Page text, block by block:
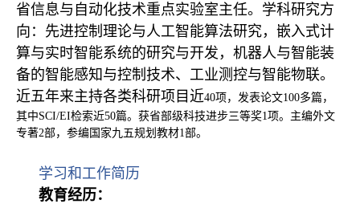
省信息与自动化技术重点实验室主任。学科研究方
向：先进控制理论与人工智能算法研究，嵌入式计
算与实时智能系统的研究与开发，机器人与智能装
备的智能感知与控制技术、工业测控与智能物联。
近五年来主持各类科研项目近40项，发表论文100多篇，
其中SCI/EI检索近50篇。获省部级科技进步三等奖1项。主编外文
专著2部，参编国家九五规划教材1部。
学习和工作简历
教育经历：